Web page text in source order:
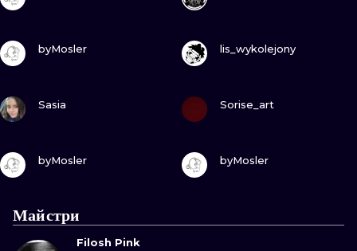
byMosler lis_wykolejony
Sasia Sorise_art
byMosler byMosler
Майстри
Filosh Pink